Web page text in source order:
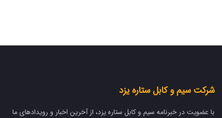
شرکت سیم و کابل ستاره یزد
با عضویت در خبرنامه سیم و کابل ستاره یزد، از آخرین اخبار و رویدادهای ما